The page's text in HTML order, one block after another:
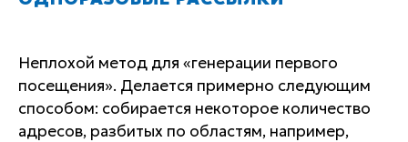
Неплохой метод для «генерации первого
посещения». Делается примерно следующим
способом: собирается некоторое количество
адресов, разбитых по областям, например,